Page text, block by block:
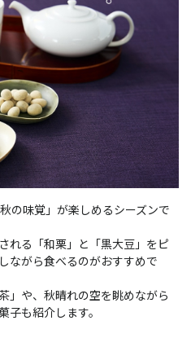
の味覚」が楽しめるシーズンで
れる「和栗」と「黒大豆」をピ
ながら食べるのがおすすめで
」や、秋晴れの空を眺めながら
子も紹介します。